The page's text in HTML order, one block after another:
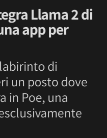
Llama 2 di
app per
di
un posto dove
in Poe, una